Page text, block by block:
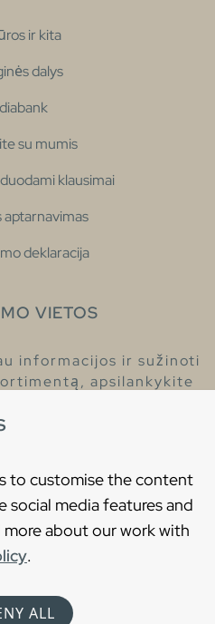
to customise the content
social media features and
about our work with
.
ALL
ir kita
dalys
su mumis
klausimai
deklaracija
VIETOS
informacijos ir sužinoti
apsilankykite
Privatumo politika